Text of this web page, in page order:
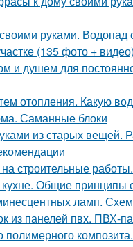
руками.
(135 фото + видео)
и душем для
отопления. Какую
Саманные блоки
из старых вещей.
строительные
Общие принципы
ламп.
из панелей пвх. ПВХ-
полимерного